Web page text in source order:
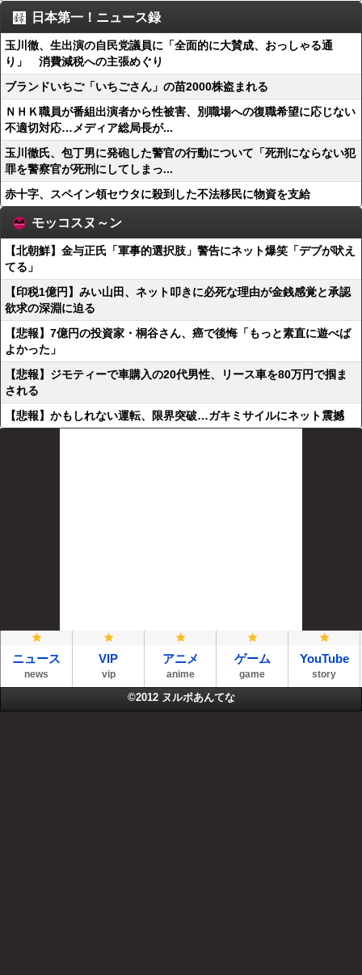
日本第一！ニュース録
玉川徹、生出演の自民党議員に「全面的に大賛成、おっしゃる通
り」 消費減税への主張めぐり
ブランドいちご「いちごさん」の苗2000株盗まれる
ＮＨＫ職員が番組出演者から性被害、別職場への復職希望に応じない
不適切対応…メディア総局長が...
玉川徹氏、包丁男に発砲した警官の行動について「死刑にならない犯
罪を警察官が死刑にしてしまっ...
赤十字、スペイン領セウタに殺到した不法移民に物資を支給
モッコスヌ～ン
【北朝鮮】金与正氏「軍事的選択肢」警告にネット爆笑「デブが吠え
てる」
【印税1億円】みい山田、ネット叩きに必死な理由が金銭感覚と承認
欲求の深淵に迫る
【悲報】7億円の投資家・桐谷さん、癌で後悔「もっと素直に遊べば
よかった」
【悲報】ジモティーで車購入の20代男性、リース車を80万円で掴ま
される
【悲報】かもしれない運転、限界突破…ガキミサイルにネット震撼
ニュース
news
VIP
vip
アニメ
anime
ゲーム
game
YouTube
story
©2012 ヌルポあんてな